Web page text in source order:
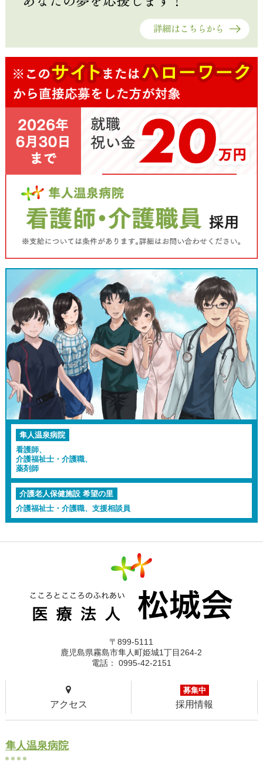
隼人温泉病院
看護師、
介護福祉士・介護職、
薬剤師
介護老人保健施設 希望の里
介護福祉士・介護職、支援相談員
〒899-5111
鹿児島県霧島市隼人町姫城1丁目264-2
電話： 0995-42-2151
アクセス
募集中
採用情報
隼人温泉病院